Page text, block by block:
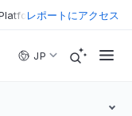
2026年第2四半期
レポートにアクセス
JP